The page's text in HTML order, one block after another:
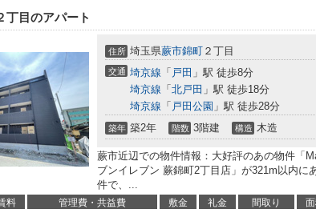
丁目のアパート
住所 埼玉県蕨市錦町 ２丁目
交通 埼京線 「 戸田 」駅 徒歩8分
埼京線 「 北戸田 」駅 徒歩18分
埼京線 「 戸田公園 」駅 徒歩28分
築年 築2年 階数 3階建 構造 木造
蕨市近辺での物件情報：大好評のあの物件「
ブンイレブン 蕨錦町2丁目店」が321m以内に
件で、...
料 管理費・共益費 敷金 礼金 間取り